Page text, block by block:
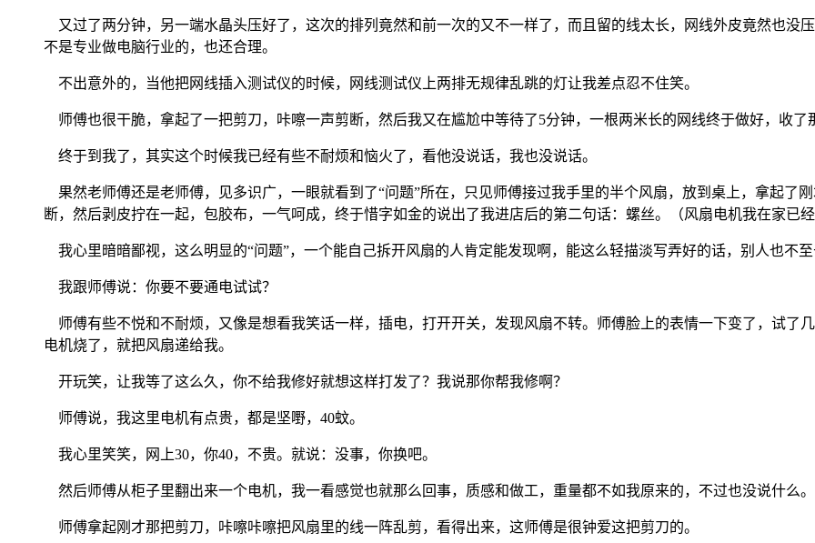
又过了两分钟，另一端水晶头压好了，这次的排列竟然和前一次的又不一样了，而且留的线太长，网线外皮竟然也没
不是专业做电脑行业的，也还合理。
不出意外的，当他把网线插入测试仪的时候，网线测试仪上两排无规律乱跳的灯让我差点忍不住笑。
师傅也很干脆，拿起了一把剪刀，咔嚓一声剪断，然后我又在尴尬中等待了5分钟，一根两米长的网线终于做好，收了
终于到我了，其实这个时候我已经有些不耐烦和恼火了，看他没说话，我也没说话。
果然老师傅还是老师傅，见多识广，一眼就看到了“问题”所在，只见师傅接过我手里的半个风扇，放到桌上，拿起了
断，然后剥皮拧在一起，包胶布，一气呵成，终于惜字如金的说出了我进店后的第二句话：螺丝。（风扇电机我在家已
我心里暗暗鄙视，这么明显的“问题”，一个能自己拆开风扇的人肯定能发现啊，能这么轻描淡写弄好的话，别人也不
我跟师傅说：你要不要通电试试？
师傅有些不悦和不耐烦，又像是想看我笑话一样，插电，打开开关，发现风扇不转。师傅脸上的表情一下变了，试了
电机烧了，就把风扇递给我。
开玩笑，让我等了这么久，你不给我修好就想这样打发了？我说那你帮我修啊？
师傅说，我这里电机有点贵，都是坚嘢，40蚊。
我心里笑笑，网上30，你40，不贵。就说：没事，你换吧。
然后师傅从柜子里翻出来一个电机，我一看感觉也就那么回事，质感和做工，重量都不如我原来的，不过也没说什么。
师傅拿起刚才那把剪刀，咔嚓咔嚓把风扇里的线一阵乱剪，看得出来，这师傅是很钟爱这把剪刀的。